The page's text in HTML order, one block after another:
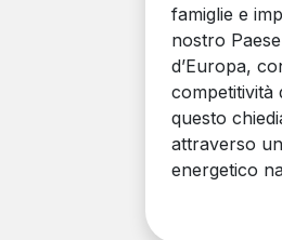
famiglie e
nostro
d’Europa,
competitività
questo
attraverso
energetico